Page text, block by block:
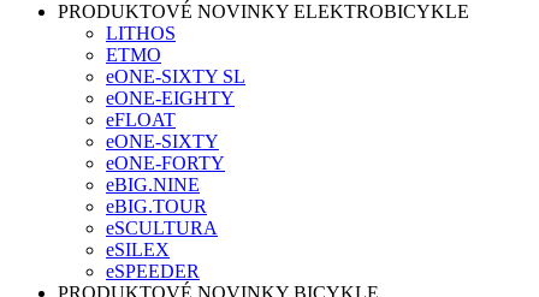
PRODUKTOVÉ NOVINKY ELEKTROBICYKLE
LITHOS
ETMO
eONE-SIXTY SL
eONE-EIGHTY
eFLOAT
eONE-SIXTY
eONE-FORTY
eBIG.NINE
eBIG.TOUR
eSCULTURA
eSILEX
eSPEEDER
PRODUKTOVÉ NOVINKY BICYKLE